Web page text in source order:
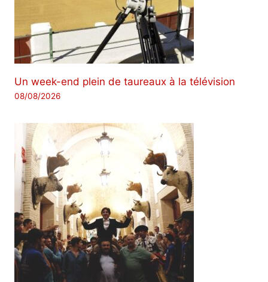
Un week-end plein de taureaux à la télévision
08/08/2026